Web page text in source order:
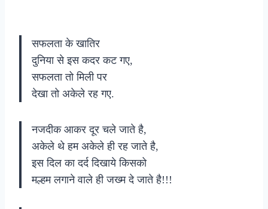
सफलता के खातिर
दुनिया से इस कदर कट गए,
सफलता तो मिली पर
देखा तो अकेले रह गए.
नजदीक आकर दूर चले जाते है,
अकेले थे हम अकेले ही रह जाते है,
इस दिल का दर्द दिखाये किसको
मल्हम लगाने वाले ही जख्म दे जाते है!!!